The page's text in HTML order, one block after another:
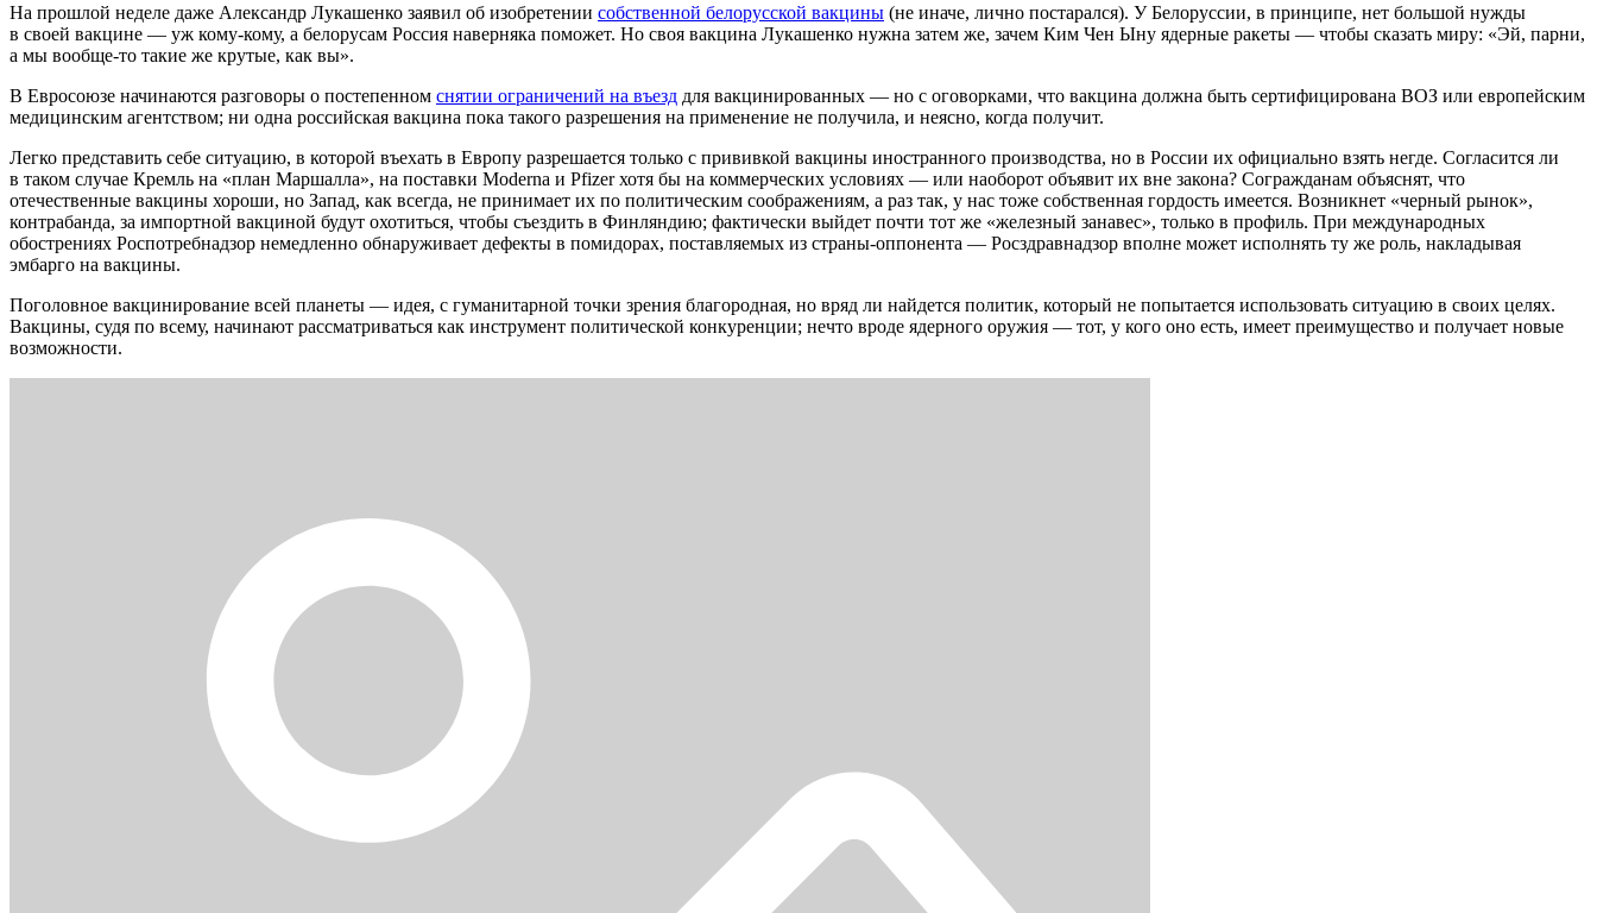
На прошлой неделе даже Александр Лукашенко заявил об изобретении собственной белорусской вакцины (не иначе, лично постарался). У Белоруссии, в принципе, нет большой нужды
в своей вакцине — уж кому-кому, а белорусам Россия наверняка поможет. Но своя вакцина Лукашенко нужна затем же, зачем Ким Чен Ыну ядерные ракеты — чтобы сказать миру: «Эй, парни,
а мы вообще-то такие же крутые, как вы».
В Евросоюзе начинаются разговоры о постепенном снятии ограничений на въезд для вакцинированных — но с оговорками, что вакцина должна быть сертифицирована ВОЗ или европейским
медицинским агентством; ни одна российская вакцина пока такого разрешения на применение не получила, и неясно, когда получит.
Легко представить себе ситуацию, в которой въехать в Европу разрешается только с прививкой вакцины иностранного производства, но в России их официально взять негде. Согласится ли
в таком случае Кремль на «план Маршалла», на поставки Moderna и Pfizer хотя бы на коммерческих условиях — или наоборот объявит их вне закона? Согражданам объяснят, что
отечественные вакцины хороши, но Запад, как всегда, не принимает их по политическим соображениям, а раз так, у нас тоже собственная гордость имеется. Возникнет «черный рынок»,
контрабанда, за импортной вакциной будут охотиться, чтобы съездить в Финляндию; фактически выйдет почти тот же «железный занавес», только в профиль. При международных
обострениях Роспотребнадзор немедленно обнаруживает дефекты в помидорах, поставляемых из страны-оппонента — Росздравнадзор вполне может исполнять ту же роль, накладывая
эмбарго на вакцины.
Поголовное вакцинирование всей планеты — идея, с гуманитарной точки зрения благородная, но вряд ли найдется политик, который не попытается использовать ситуацию в своих целях.
Вакцины, судя по всему, начинают рассматриваться как инструмент политической конкуренции; нечто вроде ядерного оружия — тот, у кого оно есть, имеет преимущество и получает новые
возможности.